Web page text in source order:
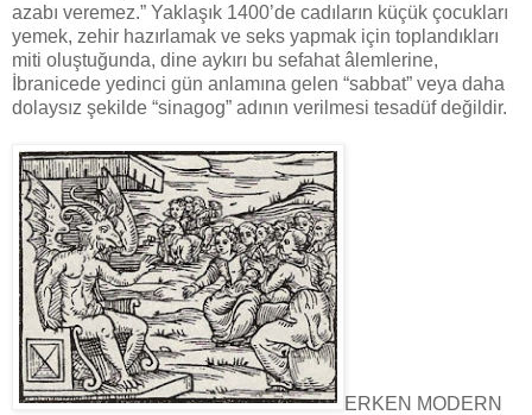
azabı veremez.” Yaklaşık 1400’de cadıların küçük çocukları
yemek, zehir hazırlamak ve seks yapmak için toplandıkları
miti oluştuğunda, dine aykırı bu sefahat âlemlerine,
İbranicede yedinci gün anlamına gelen “sabbat” veya daha
dolaysız şekilde “sinagog” adının verilmesi tesadüf değildir.
ERKEN MODERN